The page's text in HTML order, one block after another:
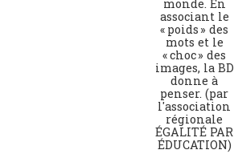
monde. En
associant le
« poids » des
mots et le
« choc » des
images, la BD
donne à
penser. (par
l'association
régionale
ÉGALITÉ PAR
ÉDUCATION)